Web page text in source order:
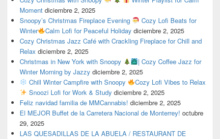
Moment diciembre 2, 2025
Snoopy’s Christmas Fireplace Evening
Cozy Lofi Beats for
Winter
Calm Lofi for Peaceful Holiday diciembre 2, 2025
Cozy Christmas Jazz Café with Crackling Fireplace for Chill and
Relax diciembre 2, 2025
Christmas in New York with Snoopy
| Cozy Coffee Jazz for
Winter Morning by Jazzy diciembre 2, 2025
Chill Winter Campfire with Snoopy
Cozy Lofi Vibes to Relax
Snoozi Lofi for Work & Study diciembre 2, 2025
Feliz navidad familia de MMCannabis! diciembre 2, 2025
El MEJOR Buffet de la Carretera Nacional de Monterrey! octubre
29, 2025
LAS QUESADILLAS DE LA ABUELA / RESTAURANT DE